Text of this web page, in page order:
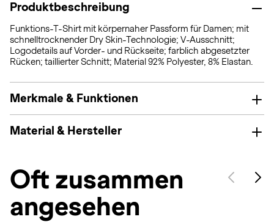
Produktbeschreibung
Funktions-T-Shirt mit körpernaher Passform für Damen; mit
schnelltrocknender Dry Skin-Technologie; V-Ausschnitt;
Logodetails auf Vorder- und Rückseite; farblich abgesetzter
Rücken; taillierter Schnitt; Material 92% Polyester, 8% Elastan.
Merkmale & Funktionen
Material & Hersteller
Oft zusammen
angesehen